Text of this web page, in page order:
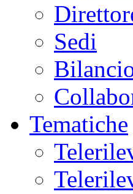
Sedi
Tematiche